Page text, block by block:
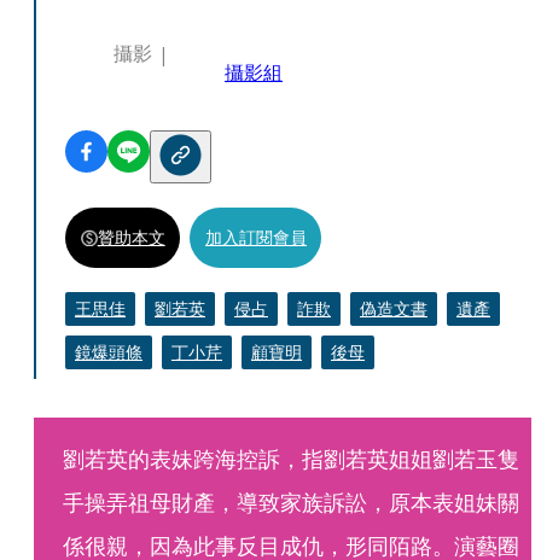
攝影
攝影組
贊助本文 加入訂閱會員
王思佳 劉若英 侵占 詐欺 偽造文書
遺產
鏡爆頭條
丁小芹 顧寶明 後母
劉若英的表妹跨海控訴，指劉若英姐姐劉若玉隻
手操弄祖母財產，導致家族訴訟，原本表姐妹關
係很親，因為此事反目成仇，形同陌路。演藝圈